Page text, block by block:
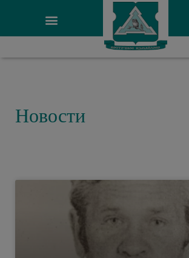
Новости